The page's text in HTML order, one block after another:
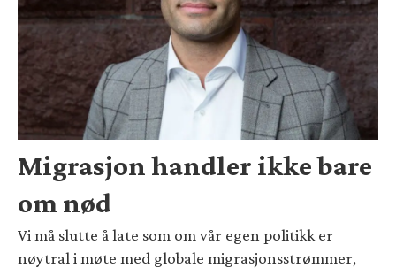
Migrasjon handler ikke bare
om nød
Vi må slutte å late som om vår egen politikk er
nøytral i møte med globale migrasjonsstrømmer,